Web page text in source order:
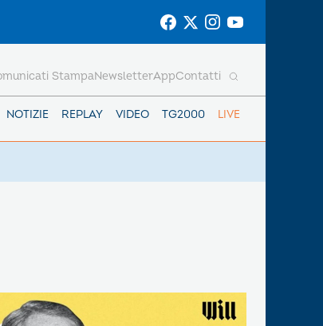
NOTIZIE REPLAY VIDEO TG2000 LIVE
StampaNewsletterAppContatti